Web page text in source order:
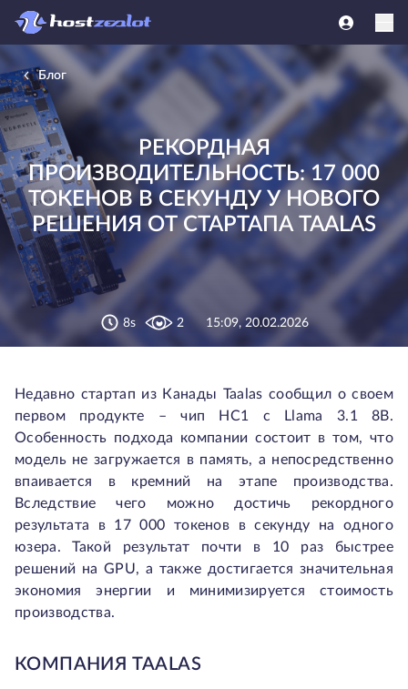
Блог
РЕКОРДНАЯ
ПРОИЗВОДИТЕЛЬНОСТЬ: 17 000
ТОКЕНОВ В СЕКУНДУ У НОВОГО
РЕШЕНИЯ ОТ СТАРТАПА TAALAS
8s 2 15:09, 20.02.2026
Недавно стартап из Канады Taalas сообщил о своем
первом продукте – чип HC1 c Llama 3.1 8B.
Особенность подхода компании состоит в том, что
модель не загружается в память, а непосредственно
впаивается в кремний на этапе производства.
Вследствие чего можно достичь рекордного
результата в 17 000 токенов в секунду на одного
юзера. Такой результат почти в 10 раз быстрее
решений на GPU, а также достигается значительная
экономия энергии и минимизируется стоимость
производства.
КОМПАНИЯ TAALAS